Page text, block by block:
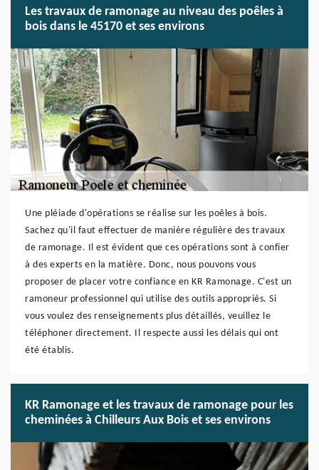
Les travaux de ramonage au niveau des poêles à
bois dans le 45170 et ses environs
Une pléiade d'opérations se réalise sur les poêles à bois.
Sachez qu'il faut effectuer de manière régulière des travaux
de ramonage. Il est évident que ces opérations sont à confier
à des experts en la matière. Donc, nous pouvons vous
proposer de placer votre confiance en KR Ramonage. C'est un
ramoneur professionnel qui utilise des outils appropriés. Si
vous voulez des renseignements plus détaillés, veuillez le
téléphoner directement. Il respecte aussi les délais qui ont
été établis.
KR Ramonage et les travaux de ramonage pour les
cheminées à Chilleurs Aux Bois et ses environs